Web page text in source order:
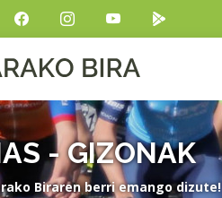
- GIZONAK
Biraren berri emango dizute!